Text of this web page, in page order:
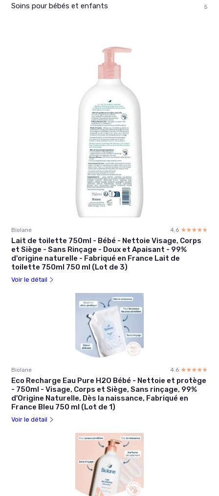
Soins pour bébés et enfants 5
Biolane 4.6 ☆☆☆☆☆
★★★★★
Lait de toilette 750ml - Bébé - Nettoie Visage, Corps
et Siège - Sans Rinçage - Doux et Apaisant - 99%
d'origine naturelle - Fabriqué en France Lait de
toilette 750ml 750 ml (Lot de 3)
Voir le détail
Biolane 4.6 ☆☆☆☆☆
★★★★★
Eco Recharge Eau Pure H2O Bébé - Nettoie et protège
- 750ml - Visage, Corps et Siège, Sans rinçage, 99%
d'Origine Naturelle, Dès la naissance, Fabriqué en
France Bleu 750 ml (Lot de 1)
Voir le détail